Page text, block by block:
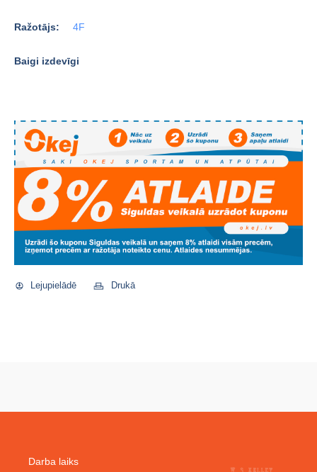
Ražotājs: 4F
Baigi izdevīgi
Lejupielādē Drukā
Darba laiks